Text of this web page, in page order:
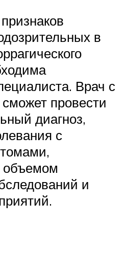
в
Врач с
провести
диагноз,
с
объемом
и